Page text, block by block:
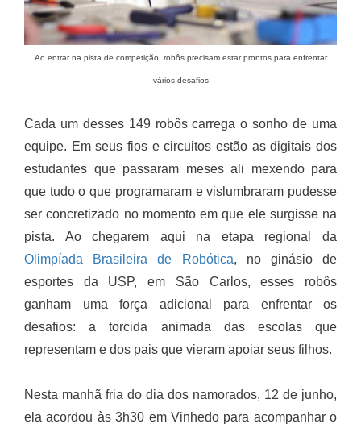
Ao entrar na pista de competição, robôs precisam estar prontos para enfrentar
vários desafios
Cada um desses 149 robôs carrega o sonho de uma
equipe. Em seus fios e circuitos estão as digitais dos
estudantes que passaram meses ali mexendo para
que tudo o que programaram e vislumbraram pudesse
ser concretizado no momento em que ele surgisse na
pista. Ao chegarem aqui na etapa regional da
Olimpíada Brasileira de Robótica, no ginásio de
esportes da USP, em São Carlos, esses robôs
ganham uma força adicional para enfrentar os
desafios: a torcida animada das escolas que
representam e dos pais que vieram apoiar seus filhos.
Nesta manhã fria do dia dos namorados, 12 de junho,
ela acordou às 3h30 em Vinhedo para acompanhar o